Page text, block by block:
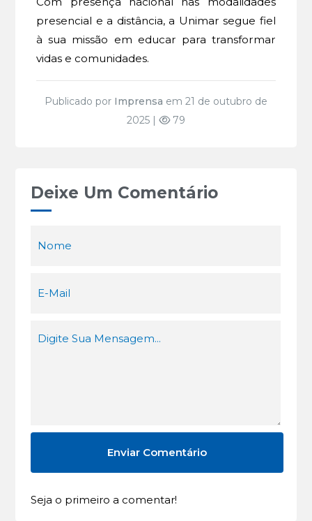
presencial e a distância, a Unimar segue fiel
à sua missão em educar para transformar
vidas e comunidades.
Publicado por Imprensa em 21 de outubro de
2025 |
79
Deixe Um Comentário
Seja o primeiro a comentar!